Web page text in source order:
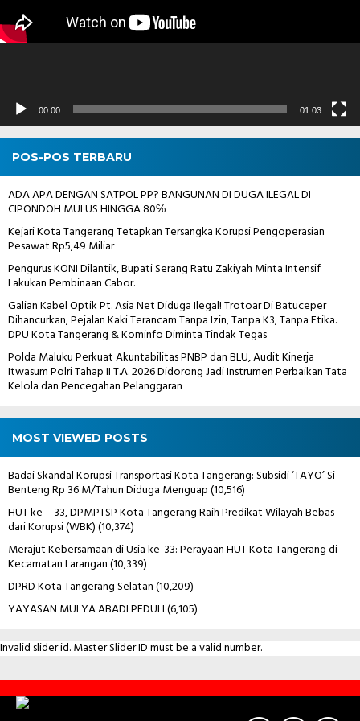
00:00 01:03
POS-POS TERBARU
ADA APA DENGAN SATPOL PP? BANGUNAN DI DUGA ILEGAL DI
CIPONDOH MULUS HINGGA 80℅
Kejari Kota Tangerang Tetapkan Tersangka Korupsi Pengoperasian
Pesawat Rp5,49 Miliar
Pengurus KONI Dilantik, Bupati Serang Ratu Zakiyah Minta Intensif
Lakukan Pembinaan Cabor.
Galian Kabel Optik Pt. Asia Net Diduga Ilegal! Trotoar Di Batuceper
Dihancurkan, Pejalan Kaki Terancam Tanpa Izin, Tanpa K3, Tanpa Etika.
DPU Kota Tangerang & Kominfo Diminta Tindak Tegas
Polda Maluku Perkuat Akuntabilitas PNBP dan BLU, Audit Kinerja
Itwasum Polri Tahap II T.A. 2026 Didorong Jadi Instrumen Perbaikan Tata
Kelola dan Pencegahan Pelanggaran
MOST VIEWED POSTS
Badai Skandal Korupsi Transportasi Kota Tangerang: Subsidi ‘TAYO’ Si
Benteng Rp 36 M/Tahun Diduga Menguap(10,516)
HUT ke – 33, DPMPTSP Kota Tangerang Raih Predikat Wilayah Bebas
dari Korupsi (WBK)(10,374)
Merajut Kebersamaan di Usia ke-33: Perayaan HUT Kota Tangerang di
Kecamatan Larangan(10,339)
DPRD Kota Tangerang Selatan(10,209)
YAYASAN MULYA ABADI PEDULI(6,105)
Invalid slider id. Master Slider ID must be a valid number.
Contact
Us